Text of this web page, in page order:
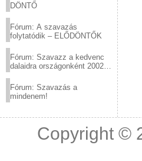
DÖNTŐ
Fórum: A szavazás
folytatódik – ELŐDÖNTŐK
Fórum: Szavazz a kedvenc
dalaidra országonként 2002
Fórum: Szavazás a
mindenem!
Copyright ©